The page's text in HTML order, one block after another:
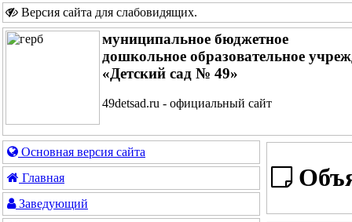
Версия сайта для слабовидящих.
муниципальное бюджетное
дошкольное образовательное
«Детский сад № 49»
49detsad.ru - официальный сайт
Основная версия сайта
Главная
Заведующий